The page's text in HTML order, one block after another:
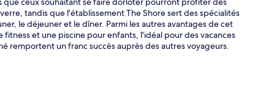
Façade de
tandis que l'établissement The Shore sert des spécialités
le déjeuner et le dîner. Parmi les autres avantages de cet
et une piscine pour enfants, l'idéal pour des vacances
remportent un franc succès auprès des autres voyageurs.